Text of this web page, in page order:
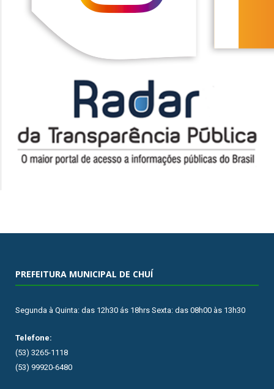
PREFEITURA MUNICIPAL DE CHUÍ
Segunda à Quinta: das 12h30 ás 18hrs Sexta: das 08h00 às 13h30
Telefone:
(53) 3265-1118
(53) 99920-6480